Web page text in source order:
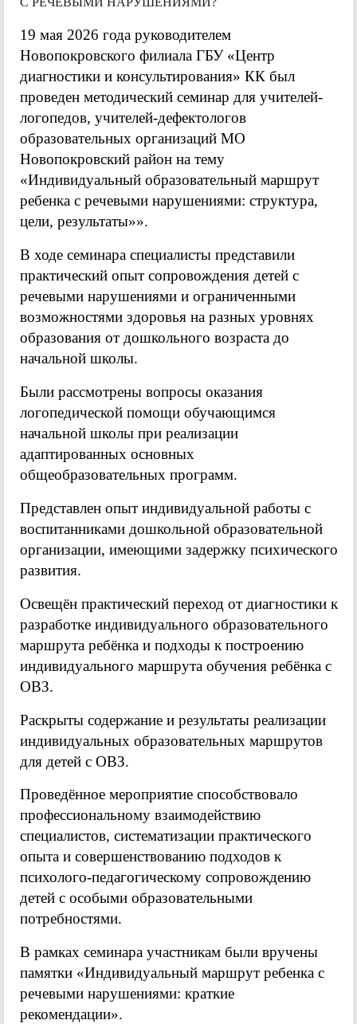
19 мая 2026 года руководителем
Новопокровского филиала ГБУ «Центр
диагностики и консультирования» КК был
проведен методический семинар для учителей-
логопедов, учителей-дефектологов
образовательных организаций МО
Новопокровский район на тему
«Индивидуальный образовательный маршрут
ребенка с речевыми нарушениями: структура,
цели, результаты»».
В ходе семинара специалисты представили
практический опыт сопровождения детей с
речевыми нарушениями и ограниченными
возможностями здоровья на разных уровнях
образования от дошкольного возраста до
начальной школы.
Были рассмотрены вопросы оказания
логопедической помощи обучающимся
начальной школы при реализации
адаптированных основных
общеобразовательных программ.
Представлен опыт индивидуальной работы с
воспитанниками дошкольной образовательной
организации, имеющими задержку психического
развития.
Освещён практический переход от диагностики к
разработке индивидуального образовательного
маршрута ребёнка и подходы к построению
индивидуального маршрута обучения ребёнка с
ОВЗ.
Раскрыты содержание и результаты реализации
индивидуальных образовательных маршрутов
для детей с ОВЗ.
Проведённое мероприятие способствовало
профессиональному взаимодействию
специалистов, систематизации практического
опыта и совершенствованию подходов к
психолого-педагогическому сопровождению
детей с особыми образовательными
потребностями.
В рамках семинара участникам были вручены
памятки «Индивидуальный маршрут ребенка с
речевыми нарушениями: краткие
рекомендации».